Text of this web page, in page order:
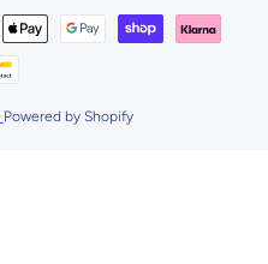
Betaalmethodes
Powered by Shopify